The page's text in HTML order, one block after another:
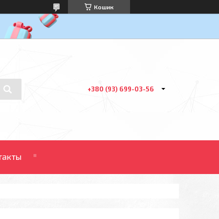
Кошик
+380 (93) 699-03-56